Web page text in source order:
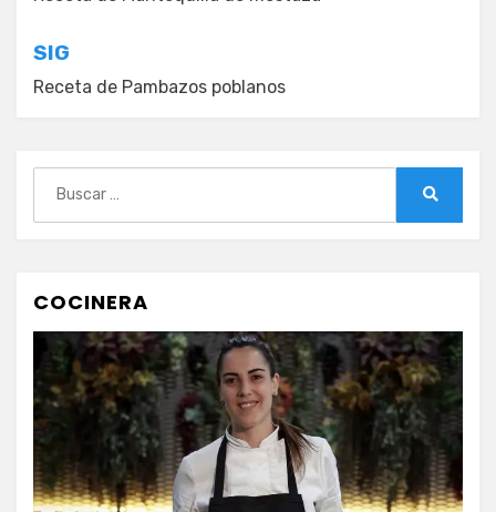
entradas
SIG
Receta de Pambazos poblanos
COCINERA